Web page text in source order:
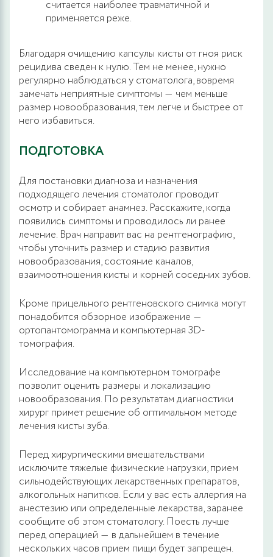
считается наиболее травматичной и
применяется реже.
Благодаря очищению капсулы кисты от гноя риск
рецидива сведен к нулю. Тем не менее, нужно
регулярно наблюдаться у стоматолога, вовремя
замечать неприятные симптомы ― чем меньше
размер новообразования, тем легче и быстрее от
него избавиться.
ПОДГОТОВКА
Для постановки диагноза и назначения
подходящего лечения стоматолог проводит
осмотр и собирает анамнез. Расскажите, когда
появились симптомы и проводилось ли ранее
лечение. Врач направит вас на рентгенографию,
чтобы уточнить размер и стадию развития
новообразования, состояние каналов,
взаимоотношения кисты и корней соседних зубов.
Кроме прицельного рентгеновского снимка могут
понадобится обзорное изображение ―
ортопантомограмма и компьютерная 3D-
томография.
Исследование на компьютерном томографе
позволит оценить размеры и локализацию
новообразования. По результатам диагностики
хирург примет решение об оптимальном методе
лечения кисты зуба.
Перед хирургическими вмешательствами
исключите тяжелые физические нагрузки, прием
сильнодействующих лекарственных препаратов,
алкогольных напитков. Если у вас есть аллергия на
анестезию или определенные лекарства, заранее
сообщите об этом стоматологу. Поесть лучше
перед операцией ― в дальнейшем в течение
нескольких часов прием пищи будет запрещен.